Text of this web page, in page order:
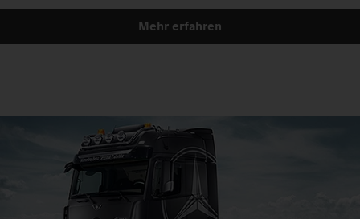
Mehr erfahren